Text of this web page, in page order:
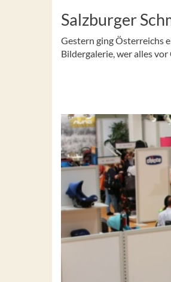
Salzburger
Gestern ging Österreichs
Bildergalerie, wer alles